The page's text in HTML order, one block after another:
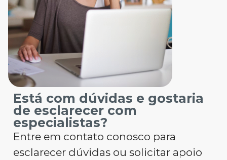
Está com dúvidas e gostaria
de esclarecer com
especialistas?
Entre em contato conosco para
esclarecer dúvidas ou solicitar apoio